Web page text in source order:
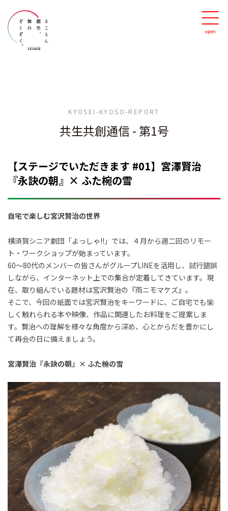
KYOSEI-KYOSO-REPORT
共生共創通信 - 第1号
【ステージでいただきます #01】宮澤賢治
『永訣の朝』× ふた椀の雪
自宅で楽しむ宮沢賢治の世界
横須賀シニア劇団「よっしゃ!!」では、４月から週二回のリモー
ト・ワークショップが始まっています。
60〜80代のメンバーの皆さんがグループLINEを活用し、試行錯誤
しながら、インターネット上での集合が定着してきています。現
在、取り組んでいる題材は宮沢賢治の『雨ニモマケズ』。
そこで、今回の紙面では宮沢賢治をキーワードに、ご自宅でも愉
しく触れられる本や映像、作品に関連したお料理をご提案しま
す。賢治への理解を様々な角度から深め、心とからだを豊かにし
て再会の日に備えましょう。
宮澤賢治『永訣の朝』× ふた椀の雪